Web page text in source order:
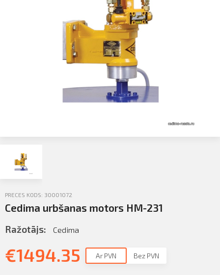
PIETEIKTIES
PRECES KODS: 30001072
Cedima urbšanas motors HM-231
Ražotājs: Cedima
€1494.35 Ar PVN Bez PVN